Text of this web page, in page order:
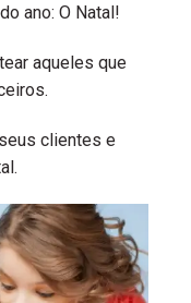
ano: O Natal!
aqueles que
clientes e